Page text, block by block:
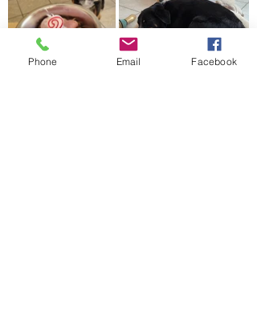
Phone Email Facebook